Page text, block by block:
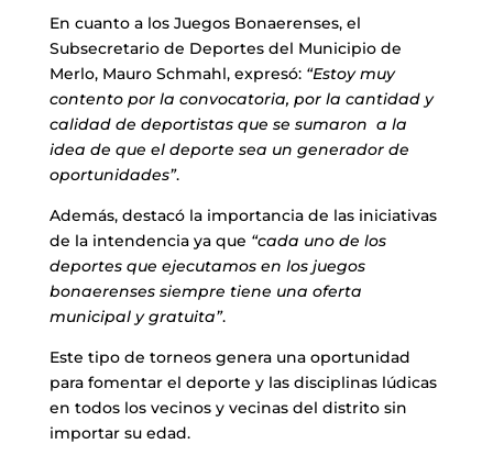
En cuanto a los Juegos Bonaerenses, el
Subsecretario de Deportes del Municipio de
Merlo, Mauro Schmahl, expresó: “Estoy muy
contento por la convocatoria, por la cantidad y
calidad de deportistas que se sumaron a la
idea de que el deporte sea un generador de
oportunidades”.
Además, destacó la importancia de las iniciativas
de la intendencia ya que “cada uno de los
deportes que ejecutamos en los juegos
bonaerenses siempre tiene una oferta
municipal y gratuita”.
Este tipo de torneos genera una oportunidad
para fomentar el deporte y las disciplinas lúdicas
en todos los vecinos y vecinas del distrito sin
importar su edad.